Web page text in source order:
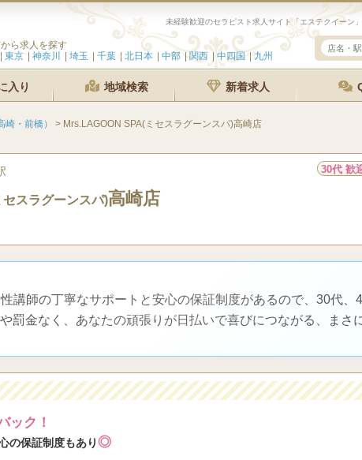
ら求人を探す
東京 神奈川 埼玉 千葉 北日本 中部 関西 中四国 九州
入り 地域検索 新着求人
・前橋） > Mrs.LAGOON SPA(ミセスラグーンスパ)高崎店
30代 歓
セスラグーンスパ)高崎店
講師の丁寧なサポートと安心の保証制度があるので、30代
罰金なく、あなたの頑張りが日払いで喜びにつながる、まさ
ック！
の保証制度もあり ◎